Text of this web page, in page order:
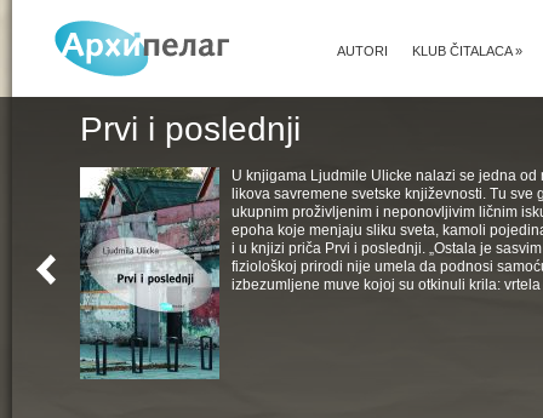
KLUB ČITALACA»
AUTORI
Prvi i poslednji
U knjigama Ljudmile Ulicke nalazi se jedna
likova savremene svetske književnosti. Tu sve
ukupnim proživljenim i neponovljivim ličnim
epoha koje menjaju sliku sveta, kamoli
i u knjizi priča Prvi i poslednji. „Ostala je
fiziološkoj prirodi nije umela da podnosi
izbezumljene muve kojoj su otkinuli krila: